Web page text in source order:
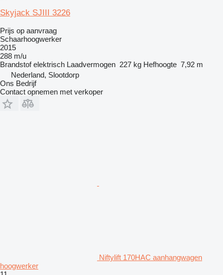
Skyjack SJIII 3226
Prijs op aanvraag
Schaarhoogwerker
2015
288 m/u
Brandstof elektrisch Laadvermogen 227 kg Hefhoogte 7,92 m
Nederland, Slootdorp
Ons Bedrijf
Contact opnemen met verkoper
Niftylift 170HAC aanhangwagen
hoogwerker